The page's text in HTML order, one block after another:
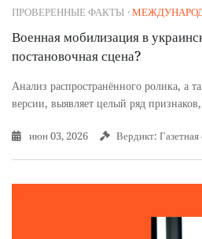
ПРОВЕРЕННЫЕ ФАКТЫ ·
Военная мобилизация в
постановочная сцена?
Анализ распространённого ролика, а
версии, выявляет целый ряд
июн 03, 2026 Вердикт: Газетная